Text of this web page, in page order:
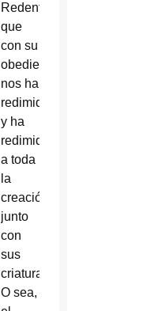
Redentor
que
con su
obediencia
nos ha
redimido
y ha
redimido
a toda
la
creación
junto
con
sus
criaturas.
O sea,